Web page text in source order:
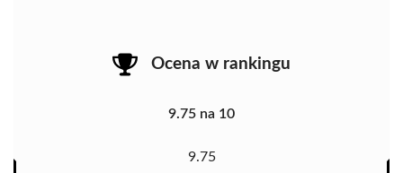
Ocena w rankingu
9.75 na 10
9.75